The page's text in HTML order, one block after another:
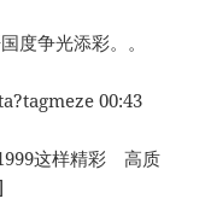
度争光添彩。。
00:43
这样精彩 高质